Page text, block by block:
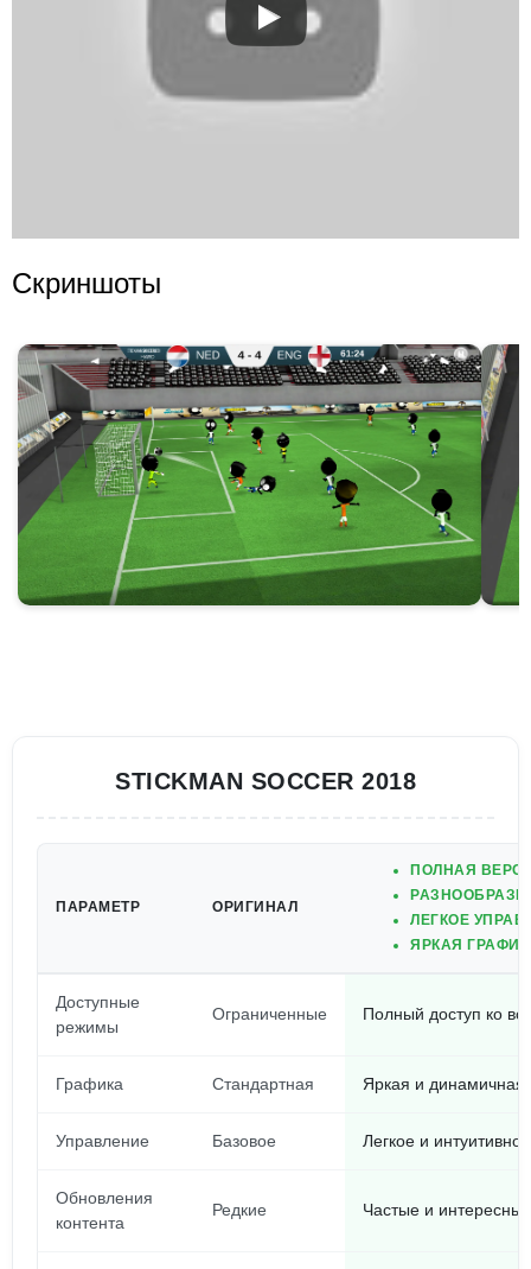
Скриншоты
STICKMAN SOCCER 2018
ПАРАМЕТР ОРИГИНАЛ
ПОЛНАЯ
ЛЕГКОЕ
ЯРКАЯ
Доступные
режимы
Ограниченные Полный доступ ко
Графика Стандартная Яркая и динамичная
Управление Базовое Легкое и интуитивное
Обновления
контента
Редкие Частые и интересные